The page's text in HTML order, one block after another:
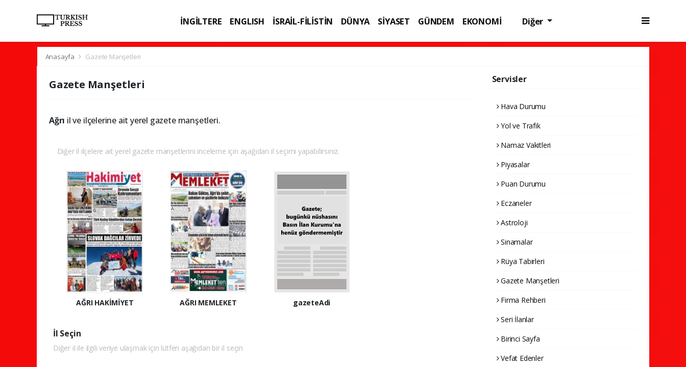
İNGİLTERE ENGLISH İSRAİL-FİLİSTİN DÜNYA SİYASET GÜNDEM
EKONOMİ
Diğer
Anasayfa Gazete Manşetleri
Gazete Manşetleri
Ağrı il ve ilçelerine ait yerel gazete manşetleri.
Diğer il ilçelere ait yerel gazete manşetlerini inceleme için aşağıdan il seçimi yapabilirsiniz.
AĞRI HAKİMİYET AĞRI MEMLEKET gazeteAdi
İl Seçin
Diğer il ile ilgili veriye ulaşmak için lütfen aşağıdan bir il seçin
Servisler
Hava Durumu
Yol ve Trafik
Namaz Vakitleri
Piyasalar
Puan Durumu
Eczaneler
Astroloji
Sinamalar
Rüya Tabirleri
Gazete Manşetleri
Firma Rehberi
Seri İlanlar
Birinci Sayfa
Vefat Edenler